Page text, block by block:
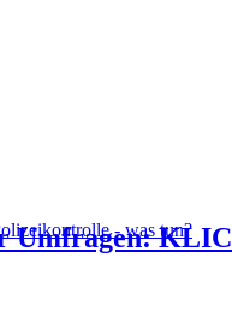
Umfragen: